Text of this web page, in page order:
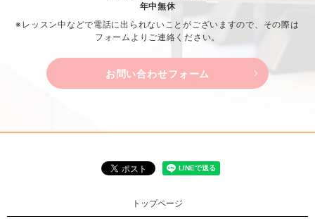
年中無休
※レッスン中などで電話に出られないことがございますので、 その際は
フォームよりご連絡ください。
お問い合わせフォーム
トップページ